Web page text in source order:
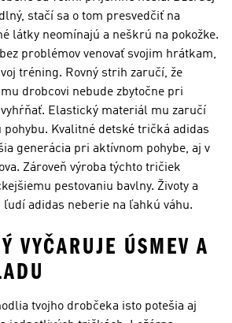
stačí sa o tom presvedčiť na
látky neomínajú a neškrú na pokožke.
problémov venovať svojim hrátkam,
tréning. Rovný strih zaručí, že
drobcovi nebude zbytočne pri
Elastický materiál mu zaručí
Kvalitné detské tričká adidas
generácia pri aktívnom pohybe, aj v
Zároveň výroba týchto tričiek
pestovaniu bavlny. Životy a
adidas neberie na ľahkú váhu.
VYČARUJE ÚSMEV A
tvojho drobčeka isto potešia aj